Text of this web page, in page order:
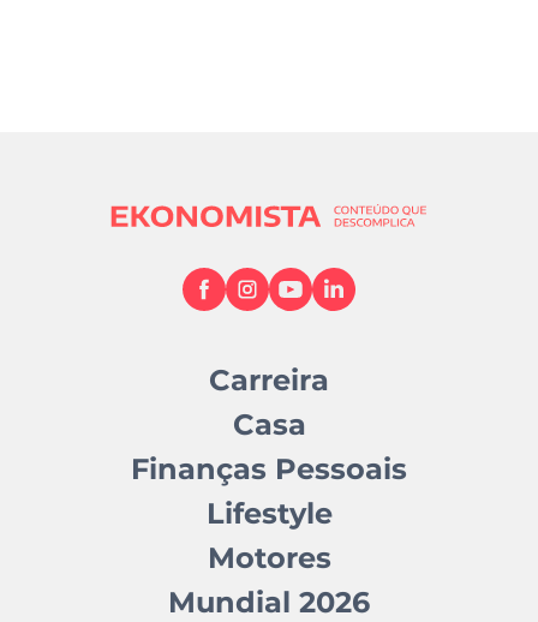
Carreira
Casa
Finanças Pessoais
Lifestyle
Motores
Mundial 2026